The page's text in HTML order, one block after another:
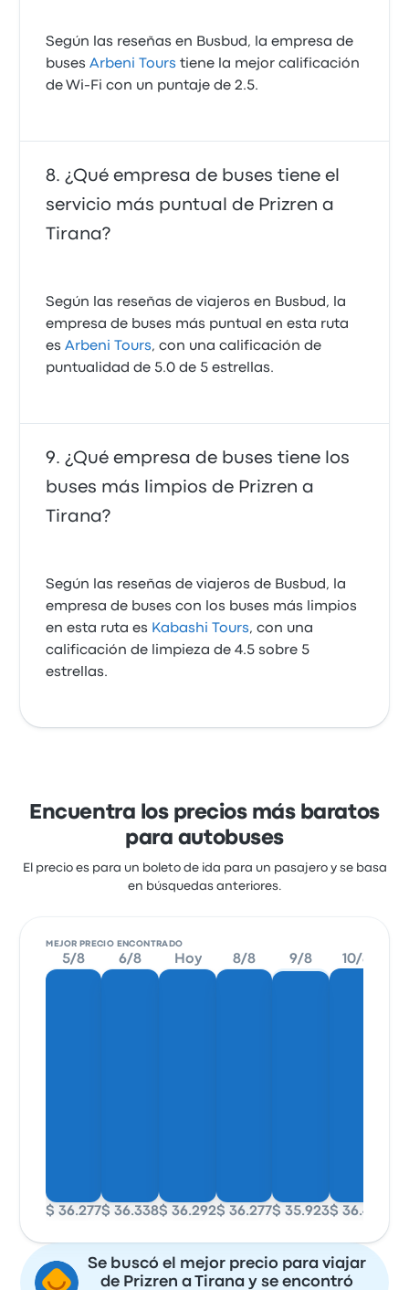
Según las reseñas en Busbud, la empresa de
busesArbeni Tours tiene la mejor calificación
de Wi‑Fi con un puntaje de 2.5.
¿Qué empresa de buses tiene el
servicio más puntual de Prizren a
Tirana?
Según las reseñas de viajeros en Busbud, la
empresa de buses más puntual en esta ruta
esArbeni Tours, con una calificación de
puntualidad de 5.0 de 5 estrellas.
¿Qué empresa de buses tiene los
buses más limpios de Prizren a
Tirana?
Según las reseñas de viajeros de Busbud, la
empresa de buses con los buses más limpios
en esta ruta es Kabashi Tours, con una
calificación de limpieza de 4.5 sobre 5
estrellas.
Encuentra los precios más baratos
para autobuses
El precio es para un boleto de ida para un pasajero y se basa
en búsquedas anteriores.
MEJOR PRECIO ENCONTRADO
5/8
$ 36.277
6/8
$ 36.338
Hoy
$ 36.292
8/8
$ 36.277
9/8
$ 35.923
10/8
$ 36.415
Se buscó el mejor precio para viajar
de Prizren a Tirana y se encontró